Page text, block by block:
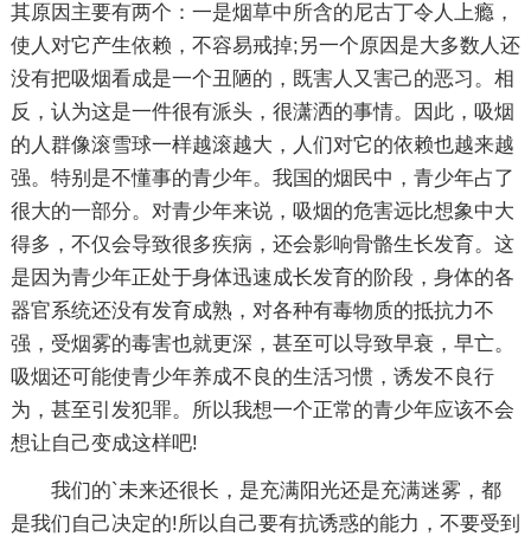
其原因主要有两个：一是烟草中所含的尼古丁令人上瘾，
使人对它产生依赖，不容易戒掉;另一个原因是大多数人还
没有把吸烟看成是一个丑陋的，既害人又害己的恶习。相
反，认为这是一件很有派头，很潇洒的事情。因此，吸烟
的人群像滚雪球一样越滚越大，人们对它的依赖也越来越
强。特别是不懂事的青少年。我国的烟民中，青少年占了
很大的一部分。对青少年来说，吸烟的危害远比想象中大
得多，不仅会导致很多疾病，还会影响骨骼生长发育。这
是因为青少年正处于身体迅速成长发育的阶段，身体的各
器官系统还没有发育成熟，对各种有毒物质的抵抗力不
强，受烟雾的毒害也就更深，甚至可以导致早衰，早亡。
吸烟还可能使青少年养成不良的生活习惯，诱发不良行
为，甚至引发犯罪。所以我想一个正常的青少年应该不会
想让自己变成这样吧!
我们的`未来还很长，是充满阳光还是充满迷雾，都
是我们自己决定的!所以自己要有抗诱惑的能力，不要受到